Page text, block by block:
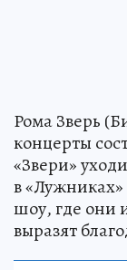
Рома Зверь
концерты
«Звери»
в
шоу, где они
выразят